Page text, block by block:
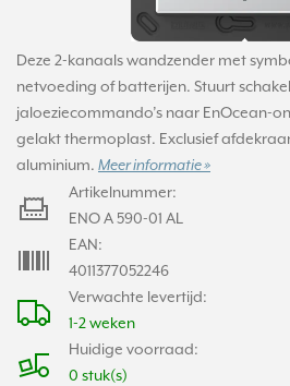
Deze 2-kanaals wandzender met
netvoeding of batterijen. Stuurt
jaloeziecommando’s naar EnOcean-
gelakt thermoplast. Exclusief
aluminium. Meer informatie »
Verwachte levertijd:
1-2 weken
Huidige voorraad:
0 stuk(s)
Artikelnummer:
ENO A 590-01 AL
EAN:
4011377052246